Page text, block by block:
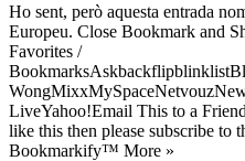
Ho sent, però aquesta entrada
Europeu. Close Bookmark and
Favorites /
LiveYahoo!Email This to a
like this then please subscribe to
Bookmarkify™ More »